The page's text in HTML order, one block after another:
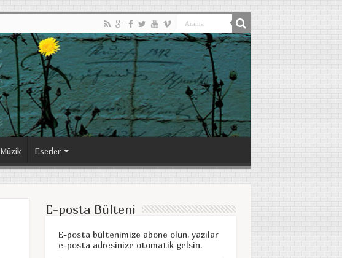
Müzik Eserler
E-posta Bülteni
E-posta bültenimize abone olun, yazılar
e-posta adresinize otomatik gelsin.